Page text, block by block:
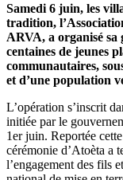
Samedi 6 juin, les
tradition,
ARVA, a organisé sa
centaines de jeunes
communautaires,
et d’une population
L’opération s’inscrit
initiée par le
1er juin. Reportée
cérémonie d’Atoèta a
l’engagement des fils